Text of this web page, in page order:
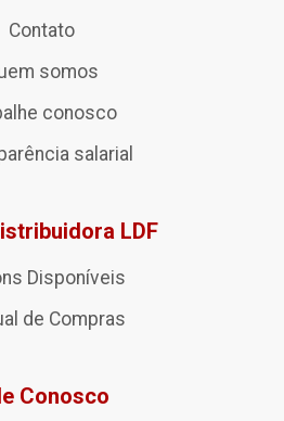
Contato
somos
conosco
salarial
LDF
Disponíveis
de Compras
Conosco